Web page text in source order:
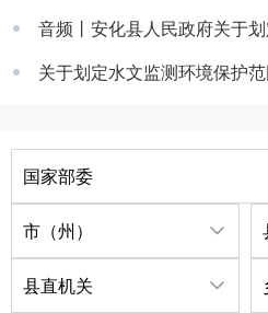
关于划定水文监测环境保护
国家部委
市（州）
县直机关